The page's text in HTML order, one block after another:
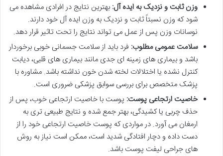
وزن ثابت و نزدیک به ایده آل: بهترین نتایج در افرادی مشاهده می
شود که وزن نسبتاً ثابت و نزدیک به وزن ایده آل خود دارند.
نوسانات وزن پس از عمل می تواند نتایج را تحت تاثیر قرار دهد.
سلامت عمومی مطلوب: فرد باید از سلامت جسمانی خوبی برخوردار
باشد و بیماری های زمینه ای جدی مانند بیماری های قلبی، دیابت
کنترل نشده یا اختلالات لخته شدن خون نداشته باشد. مشاوره با
پزشک متخصص برای بررسی سوابق پزشکی ضروری است.
خاصیت ارتجاعی پوست: پوست با خاصیت ارتجاعی خوب، پس از
حذف چربی یا کشیدگی، بهتر جمع شده و نتایج طبیعی تری به
ارمغان می آورد. در مواردی که پوست خاصیت ارتجاعی خود را از
دست داده و دچار افتادگی شدید است، ممکن است نیاز به روش
های جراحی لیفت پوست باشد.